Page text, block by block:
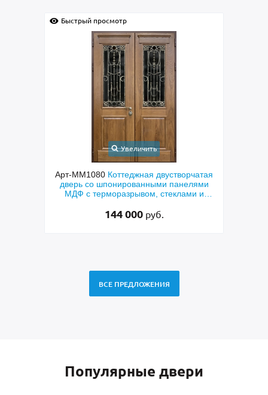
Быстрый просмотр
Увеличить
Арт-ММ578Входная утепленная дверь с
терморазрывом, белыми наличниками,
коричневыми плитами МДФ (окрас по
48 500руб.
ВСЕ ПРЕДЛОЖЕНИЯ
Популярные двери